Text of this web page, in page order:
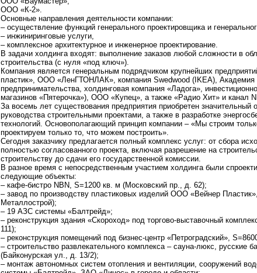
ООО «К-2».
Основные направления деятельности компании:
– осуществление функций генерального проектировщика и
– инжиниринговые услуги,
– комплексное архитектурное и инженерное проектирование.
В задачи холдинга входят: выполнение заказов любой сложности в
строительства (с нуля «под ключ»).
Компания является генеральным подрядчиком крупнейших
пластик», ООО «ЛенГТОНЛАК», компания Swedwood (IKEA),
предпринимательства, холдинговая компания «Ладога»,
магазинов «Пятерочка»), ООО «Купец», а также «Радио Хит» и канал
За восемь лет существования предприятия приобретен значительный
руководства строительными проектами, а также в разработке
технологий. Основополагающий принцип компании – «Мы строим
проектируем только то, что можем построить».
Сегодня заказчику предлагается полный комплекс услуг: от сбора
полностью согласованного проекта, включая разрешение на
строительству до сдачи его государственной комиссии.
В разное время с непосредственным участием холдинга были
следующие объекты:
– кафе-бистро NBN, S=1200 кв. м (Московский пр., д. 62);
– завод по производству пластиковых изделий ООО «Вейнер
Металлострой);
– 19 АЗС системы «Балтрейд»;
– реконструкция здания «Скороход» под торгово-выставочный
111);
– реконструкция помещений под бизнес-центр «Петроградский»,
– строительство развлекательного комплекса – сауна-люкс, русские
(Байконурская ул., д. 13/2);
– монтаж автономных систем отопления и вентиляции, сооружений